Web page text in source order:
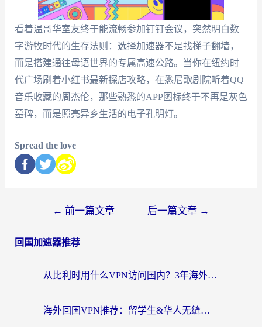
看着温哥华室友终于能流畅参加钉钉会议，突然明白数
字游牧时代的生存法则：选择加速器不是找梯子翻墙，
而是搭建通往母语世界的专属高速公路。当你在纽约时
代广场刷着小红书最新探店攻略，在悉尼歌剧院听着QQ
音乐收藏的周杰伦，那些熟悉的APP图标终于不再是灰色
墓碑，而是照亮异乡生活的电子孔明灯。
Spread the love
← 前一篇文章 后一篇文章 →
回国加速器推荐
从比利时用什么VPN访问国内？3年海外党亲测有效的无缝回国上网指南
海外回国VPN推荐：留学生&华人无缝访问国内资源的实用指南